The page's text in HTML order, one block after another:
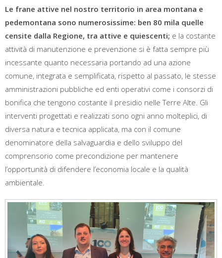
Le frane attive nel nostro territorio in area montana e
pedemontana sono numerosissime: ben 80 mila quelle
censite dalla Regione, tra attive e quiescenti; e la costante
attività di manutenzione e prevenzione si è fatta sempre più
incessante quanto necessaria portando ad una azione
comune, integrata e semplificata, rispetto al passato, le stesse
amministrazioni pubbliche ed enti operativi come i consorzi di
bonifica che tengono costante il presidio nelle Terre Alte. Gli
interventi progettati e realizzati sono ogni anno molteplici, di
diversa natura e tecnica applicata, ma con il comune
denominatore della salvaguardia e dello sviluppo del
comprensorio come precondizione per mantenere
l’opportunità di difendere l’economia locale e la qualità
ambientale.